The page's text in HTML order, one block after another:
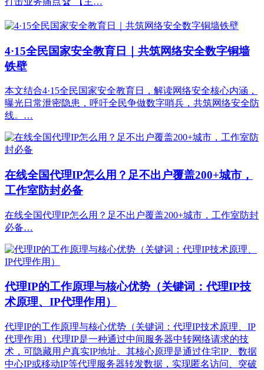
4·15全民国家安全教育日｜共筑网络安全数字铜墙
铁壁
本文结合4·15全民国家安全教育日，解读网络安全核心内涵，
曝光日常泄密隐患，呼吁全民争做数字哨兵，共筑网络安全防
线。…
在线全国代理IP怎么用？足不出户覆盖200+城市，
工作室防封必备
在线全国代理IP怎么用？足不出户覆盖200+城市，工作室防封
必备…
代理IP的工作原理与核心优势（关键词：代理IP技
术原理、IP代理作用）
代理IP的工作原理与核心优势（关键词：代理IP技术原理、IP
代理作用）代理IP是一种通过中间服务器中转网络请求的技
术，可隐藏用户真实IP地址。其核心原理是通过住宅IP、数据
中心IP或移动IP等代理服务器转发数据，实现匿名访问、突破